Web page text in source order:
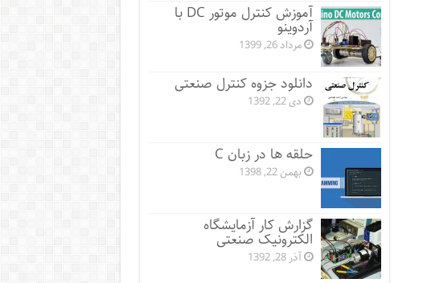
آموزش کنترل موتور DC با
آردوینو
مرداد 26, 1399
دانلود جزوه کنترل صنعتی
دی 22, 1392
حلقه ها در زبان C
بهمن 22, 1398
گزارش کار آزمایشگاه
الکترونیک صنعتی
آذر 28, 1392